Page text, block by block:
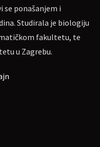
se ponašanjem i
Studirala je biologiju
fakultetu, te
u Zagrebu.